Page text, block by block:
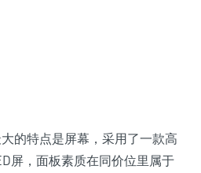
的特点是屏幕，采用了一款高
屏，面板素质在同价位里属于